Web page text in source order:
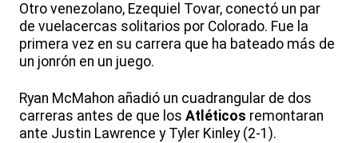
Otro venezolano, Ezequiel Tovar, conectó un par
de vuelacercas solitarios por Colorado. Fue la
primera vez en su carrera que ha bateado más de
un jonrón en un juego.
Ryan McMahon añadió un cuadrangular de dos
carreras antes de que los Atléticos remontaran
ante Justin Lawrence y Tyler Kinley (2-1).